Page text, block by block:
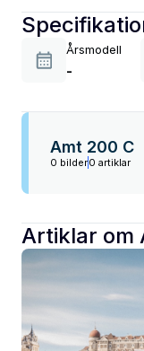
Årsmodell
-
Amt 200 C
0 bilder0 artiklar
Artiklar om